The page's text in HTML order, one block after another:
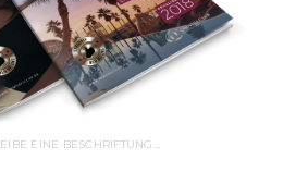
EINE BESCHRIFTUNG…